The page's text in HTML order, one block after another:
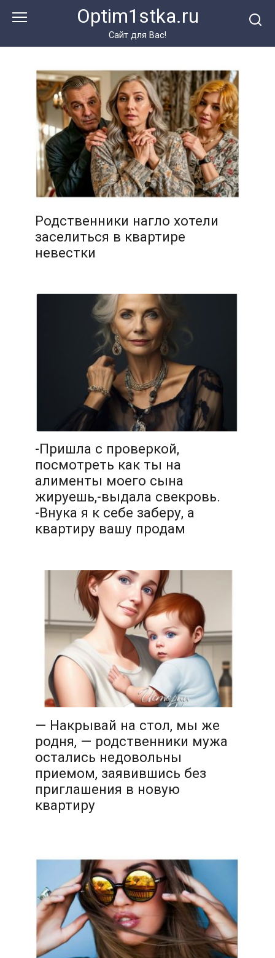
Optim1stka.ru
Сайт для Вас!
Родственники нагло хотели
заселиться в квартире
невестки
-Пришла с проверкой,
посмотреть как ты на
алименты моего сына
жируешь,-выдала свекровь.
-Внука я к себе заберу, а
квартиру вашу продам
— Накрывай на стол, мы же
родня, — родственники мужа
остались недовольны
приемом, заявившись без
приглашения в новую
квартиру